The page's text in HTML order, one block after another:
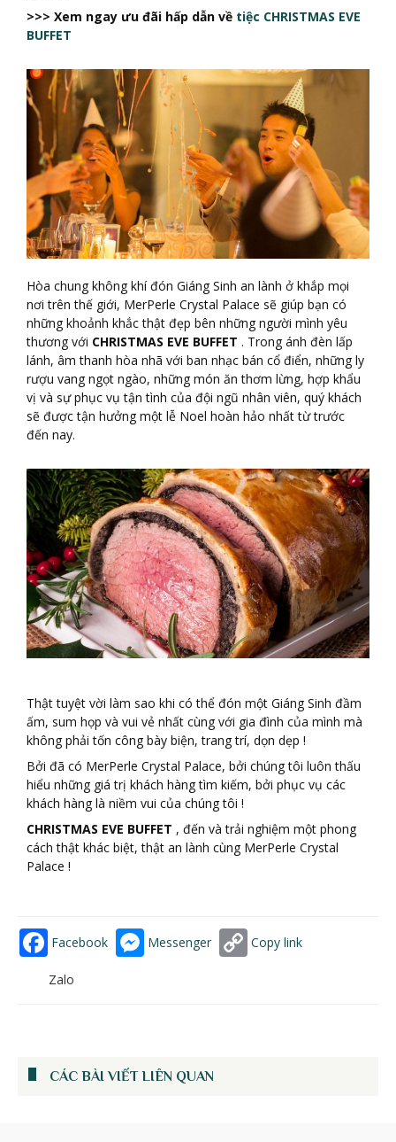
>>> Xem ngay ưu đãi hấp dẫn về tiệc CHRISTMAS EVE
BUFFET
Hòa chung không khí đón Giáng Sinh an lành ở khắp mọi
nơi trên thế giới, MerPerle Crystal Palace sẽ giúp bạn có
những khoảnh khắc thật đẹp bên những người mình yêu
thương với CHRISTMAS EVE BUFFET . Trong ánh đèn lấp
lánh, âm thanh hòa nhã với ban nhạc bán cổ điển, những ly
rượu vang ngọt ngào, những món ăn thơm lừng, hợp khẩu
vị và sự phục vụ tận tình của đội ngũ nhân viên, quý khách
sẽ được tận hưởng một lễ Noel hoàn hảo nhất từ trước
đến nay.
Thật tuyệt vời làm sao khi có thể đón một Giáng Sinh đầm
ấm, sum họp và vui vẻ nhất cùng với gia đình của mình mà
không phải tốn công bày biện, trang trí, dọn dẹp !
Bởi đã có MerPerle Crystal Palace, bởi chúng tôi luôn thấu
hiểu những giá trị khách hàng tìm kiếm, bởi phục vụ các
khách hàng là niềm vui của chúng tôi !
CHRISTMAS EVE BUFFET , đến và trải nghiệm một phong
cách thật khác biệt, thật an lành cùng MerPerle Crystal
Palace !
Facebook Messenger Copy link
Zalo
CÁC BÀI VIẾT LIÊN QUAN